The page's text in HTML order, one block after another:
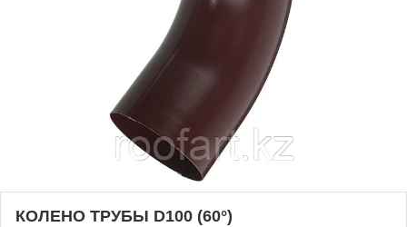
КОЛЕНО ТРУБЫ D100 (60°)